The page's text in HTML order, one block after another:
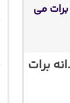
می
برات